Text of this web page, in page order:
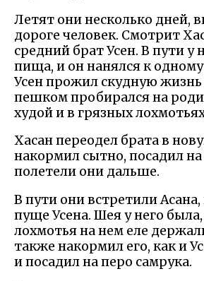
Летят они несколько дней,
дороге человек. Смотрит
средний брат Усен. В пути у
пища, и он нанялся к
Усен прожил скудную жизнь
пешком пробирался на
худой и в грязных
Хасан переодел брата в
накормил сытно, посадил на
полетели они дальше.
В пути они встретили
пуще Усена. Шея у него
лохмотья на нем еле
также накормил его, как и
и посадил на перо самрука.